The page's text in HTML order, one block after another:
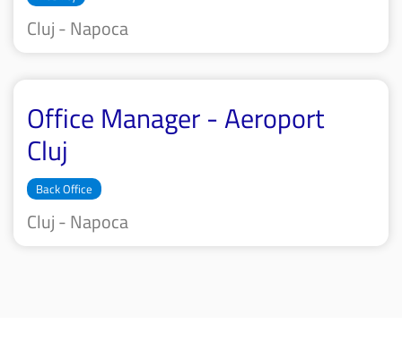
Cluj - Napoca
Office Manager - Aeroport
Cluj
Back Office
Cluj - Napoca